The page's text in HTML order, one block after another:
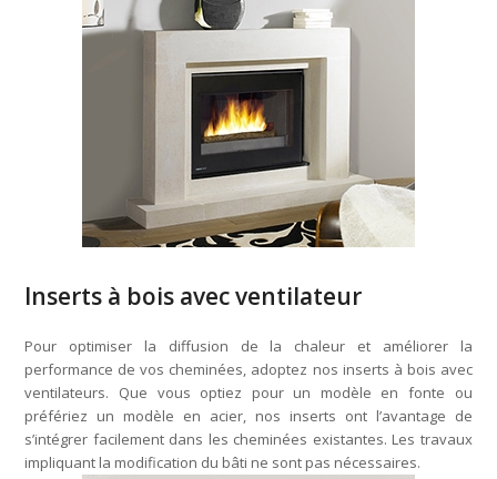
Inserts à bois avec ventilateur
Pour optimiser la diffusion de la chaleur et améliorer la
performance de vos cheminées, adoptez nos inserts à bois avec
ventilateurs. Que vous optiez pour un modèle en fonte ou
préfériez un modèle en acier, nos inserts ont l’avantage de
s’intégrer facilement dans les cheminées existantes. Les travaux
impliquant la modification du bâti ne sont pas nécessaires.